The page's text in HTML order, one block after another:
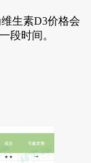
生素D3价格会
段时间。